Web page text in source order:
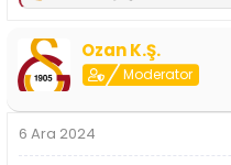
p
k
i
l
Ozan K.Ş.
Moderator
6 Ara 2024